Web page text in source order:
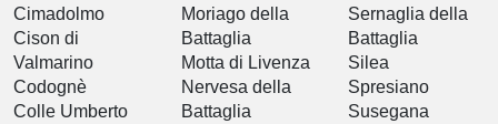
Cimadolmo
Cison di
Valmarino
Codognè
Colle Umberto
Moriago della
Battaglia
Motta di Livenza
Nervesa della
Battaglia
Sernaglia della
Battaglia
Silea
Spresiano
Susegana